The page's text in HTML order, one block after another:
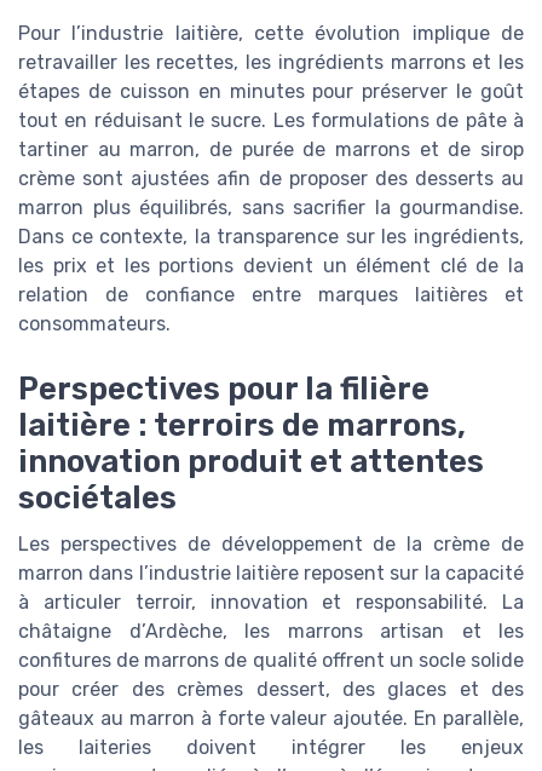
Pour l’industrie laitière, cette évolution implique de
retravailler les recettes, les ingrédients marrons et les
étapes de cuisson en minutes pour préserver le goût
tout en réduisant le sucre. Les formulations de pâte à
tartiner au marron, de purée de marrons et de sirop
crème sont ajustées afin de proposer des desserts au
marron plus équilibrés, sans sacrifier la gourmandise.
Dans ce contexte, la transparence sur les ingrédients,
les prix et les portions devient un élément clé de la
relation de confiance entre marques laitières et
consommateurs.
Perspectives pour la filière
laitière : terroirs de marrons,
innovation produit et attentes
sociétales
Les perspectives de développement de la crème de
marron dans l’industrie laitière reposent sur la capacité
à articuler terroir, innovation et responsabilité. La
châtaigne d’Ardèche, les marrons artisan et les
confitures de marrons de qualité offrent un socle solide
pour créer des crèmes dessert, des glaces et des
gâteaux au marron à forte valeur ajoutée. En parallèle,
les laiteries doivent intégrer les enjeux